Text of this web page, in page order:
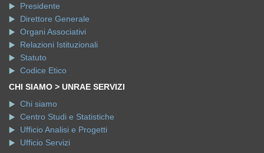
Presidente
Direttore Generale
Organi Associativi
Relazioni Istituzionali
Statuto
Codice Etico
CHI SIAMO > UNRAE SERVIZI
Chi siamo
Centro Studi e Statistiche
Ufficio Analisi e Progetti
Ufficio Servizi